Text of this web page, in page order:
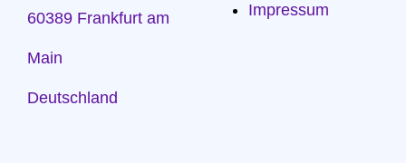
60389 Frankfurt am
Main
Deutschland
Impressum